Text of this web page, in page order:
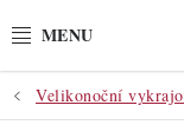
na
POTŘEBY
Velikonoční